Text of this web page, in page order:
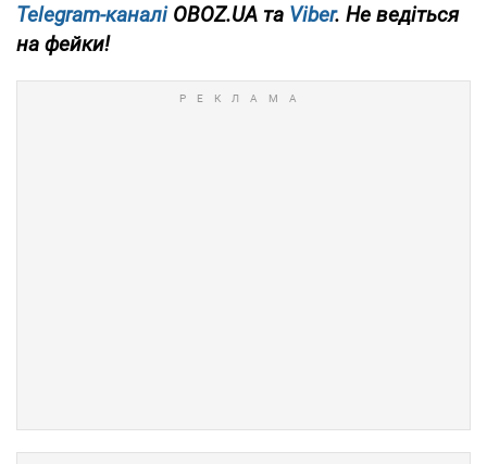
Telegram-каналіOBOZ.UA та Viber. Не ведіться
на фейки!